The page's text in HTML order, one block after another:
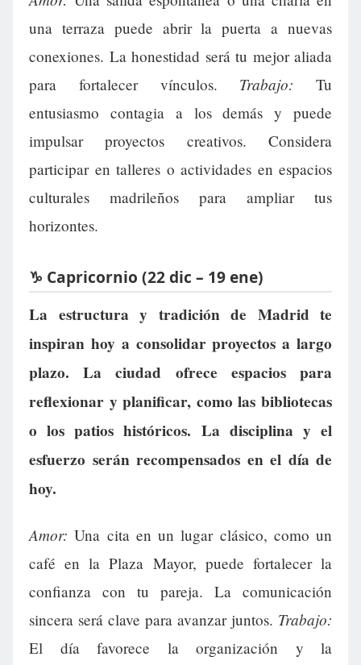
una terraza puede abrir la puerta a nuevas
conexiones. La honestidad será tu mejor aliada
para fortalecer vínculos. Trabajo: Tu
entusiasmo contagia a los demás y puede
impulsar proyectos creativos. Considera
participar en talleres o actividades en espacios
culturales madrileños para ampliar tus
horizontes.
♑ Capricornio (22 dic – 19 ene)
La estructura y tradición de Madrid te
inspiran hoy a consolidar proyectos a largo
plazo. La ciudad ofrece espacios para
reflexionar y planificar, como las bibliotecas
o los patios históricos. La disciplina y el
esfuerzo serán recompensados en el día de
hoy.
Amor: Una cita en un lugar clásico, como un
café en la Plaza Mayor, puede fortalecer la
confianza con tu pareja. La comunicación
sincera será clave para avanzar juntos. Trabajo:
El día favorece la organización y la